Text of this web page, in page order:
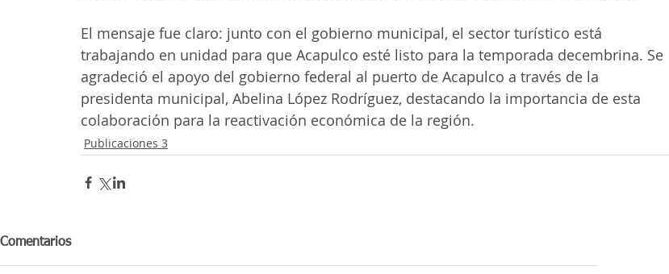
El mensaje fue claro: junto con el gobierno municipal, el sector turístico está
trabajando en unidad para que Acapulco esté listo para la temporada decembrina. Se
agradeció el apoyo del gobierno federal al puerto de Acapulco a través de la
presidenta municipal, Abelina López Rodríguez, destacando la importancia de esta
colaboración para la reactivación económica de la región.
Publicaciones 3
Comentarios